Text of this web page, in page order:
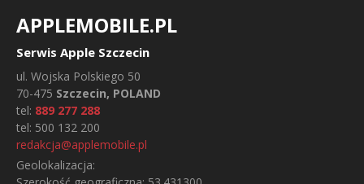
APPLEMOBILE.PL
Serwis Apple Szczecin
ul. Wojska Polskiego 50
70-475 Szczecin, POLAND
tel: 889 277 288
tel: 500 132 200
redakcja@applemobile.pl
Geolokalizacja: